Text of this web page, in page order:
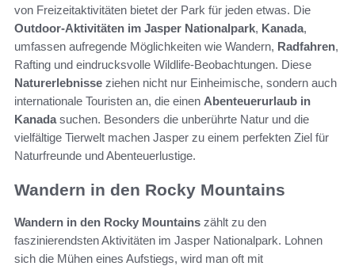
von Freizeitaktivitäten bietet der Park für jeden etwas. Die
Outdoor-Aktivitäten im Jasper Nationalpark, Kanada,
umfassen aufregende Möglichkeiten wie Wandern, Radfahren,
Rafting und eindrucksvolle Wildlife-Beobachtungen. Diese
Naturerlebnisse ziehen nicht nur Einheimische, sondern auch
internationale Touristen an, die einen Abenteuerurlaub in
Kanadasuchen. Besonders die unberührte Natur und die
vielfältige Tierwelt machen Jasper zu einem perfekten Ziel für
Naturfreunde und Abenteuerlustige.
Wandern in den Rocky Mountains
Wandern in den Rocky Mountains zählt zu den
faszinierendsten Aktivitäten im Jasper Nationalpark. Lohnen
sich die Mühen eines Aufstiegs, wird man oft mit